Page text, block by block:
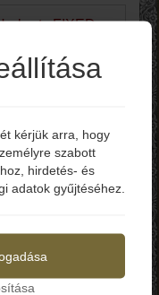
FIXED
10000713
ár: 19.990 Ft
Kosárba
kérjük arra, hogy
szabott
hirdetés- és
adatok gyűjtéséhez.